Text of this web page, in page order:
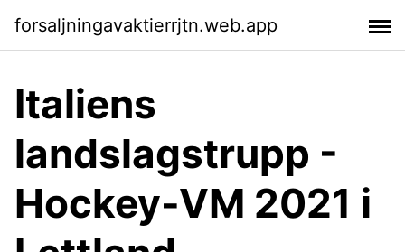
forsaljningavaktierrjtn.web.app
Italiens
landslagstrupp -
Hockey-VM 2021 i